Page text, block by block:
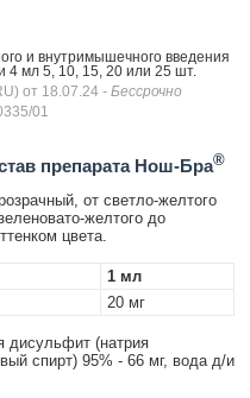
и внутримышечного введения
4 мл 5, 10, 15, 20 или 25 шт.
от 18.07.24 - Бессрочно
01
препарата Нош-Бра®
от светло-желтого
желтого до
цвета.
1 мл
20 мг
дисульфит (натрия
спирт) 95% - 66 мг, вода д/и